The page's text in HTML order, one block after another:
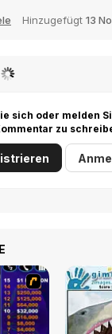
Hinzugefügt 13
sich oder melden
zu